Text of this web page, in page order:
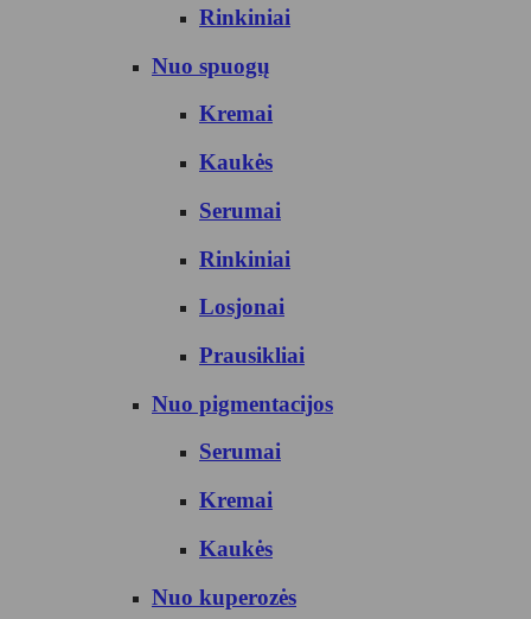
Rinkiniai
Nuo spuogų
Kremai
Kaukės
Serumai
Rinkiniai
Losjonai
Prausikliai
Nuo pigmentacijos
Serumai
Kremai
Kaukės
Nuo kuperozės